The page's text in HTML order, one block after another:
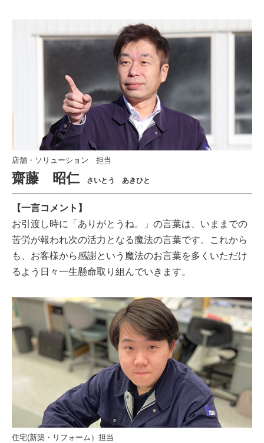
店舗・ソリューション 担当
齋藤 昭仁 さいとう あきひと
【一言コメント】
お引渡し時に「ありがとうね。」の言葉は、いままでの
苦労が報われ次の活力となる魔法の言葉です。これから
も、お客様から感謝という魔法のお言葉を多くいただけ
るよう日々一生懸命取り組んでいきます。
住宅(新築・リフォーム）担当